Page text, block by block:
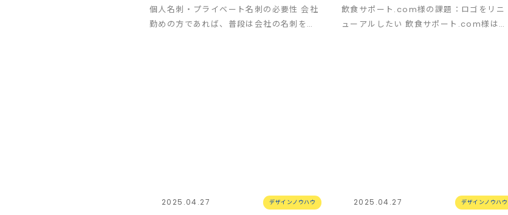
個人名刺・プライベート名刺の必要性 会社
勤めの方であれば、普段は会社の名刺を持
飲食サポート.com様の課題：ロゴをリニ
ューアルしたい 飲食サポート.com様は以
2025.04.27 デザインノウハウ 2025.04.27 デザインノウハウ